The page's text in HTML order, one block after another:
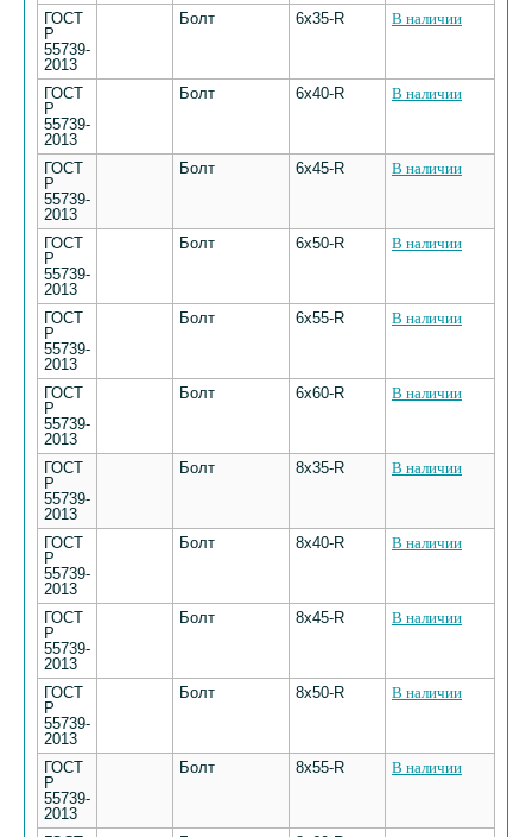
ГОСТ
Р
55739-
2013
Болт 6х35-R В наличии
ГОСТ
Р
55739-
2013
Болт 6х40-R В наличии
ГОСТ
Р
55739-
2013
Болт 6х45-R В наличии
ГОСТ
Р
55739-
2013
Болт 6х50-R В наличии
ГОСТ
Р
55739-
2013
Болт 6х55-R В наличии
ГОСТ
Р
55739-
2013
Болт 6х60-R В наличии
ГОСТ
Р
55739-
2013
Болт 8х35-R В наличии
ГОСТ
Р
55739-
2013
Болт 8х40-R В наличии
ГОСТ
Р
55739-
2013
Болт 8х45-R В наличии
ГОСТ
Р
55739-
2013
Болт 8х50-R В наличии
ГОСТ
Р
55739-
2013
Болт 8х55-R В наличии